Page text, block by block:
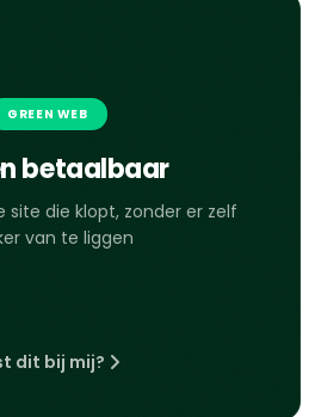
GREEN WEB
betaalbaar
site die klopt, zonder er zelf
van te liggen
dit bij mij?